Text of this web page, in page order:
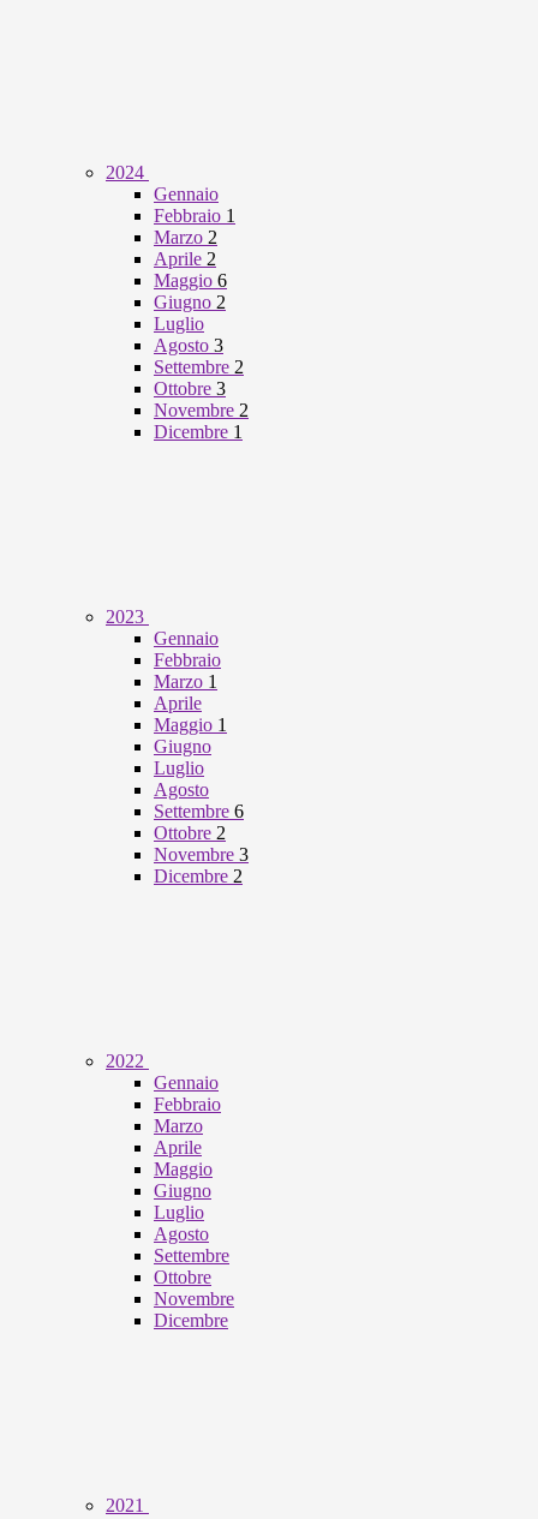
2024
Gennaio
Febbraio 1
Marzo 2
Aprile 2
Maggio 6
Giugno 2
Luglio
Agosto 3
Settembre 2
Ottobre 3
Novembre 2
Dicembre 1
2023
Gennaio
Febbraio
Marzo 1
Aprile
Maggio 1
Giugno
Luglio
Agosto
Settembre 6
Ottobre 2
Novembre 3
Dicembre 2
2022
Gennaio
Febbraio
Marzo
Aprile
Maggio
Giugno
Luglio
Agosto
Settembre
Ottobre
Novembre
Dicembre
2021